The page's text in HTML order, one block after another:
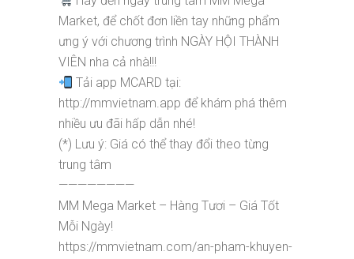
Market, để chốt đơn liền tay những phẩm
ưng ý với chương trình NGÀY HỘI THÀNH
VIÊN nha cả nhà!!!
Tải app MCARD tại:
http://mmvietnam.app để khám phá thêm
nhiều ưu đãi hấp dẫn nhé!
(*) Lưu ý: Giá có thể thay đổi theo từng
trung tâm
————————
MM Mega Market – Hàng Tươi – Giá Tốt
Mỗi Ngày!
https://mmvietnam.com/an-pham-khuyen-